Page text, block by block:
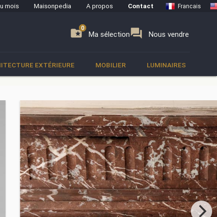
mois Maisonpedia A propos Contact Francais
folder_special Ma sélection
0 forum Nous vendre
0
EXTÉRIEURE MOBILIER LUMINAIRES